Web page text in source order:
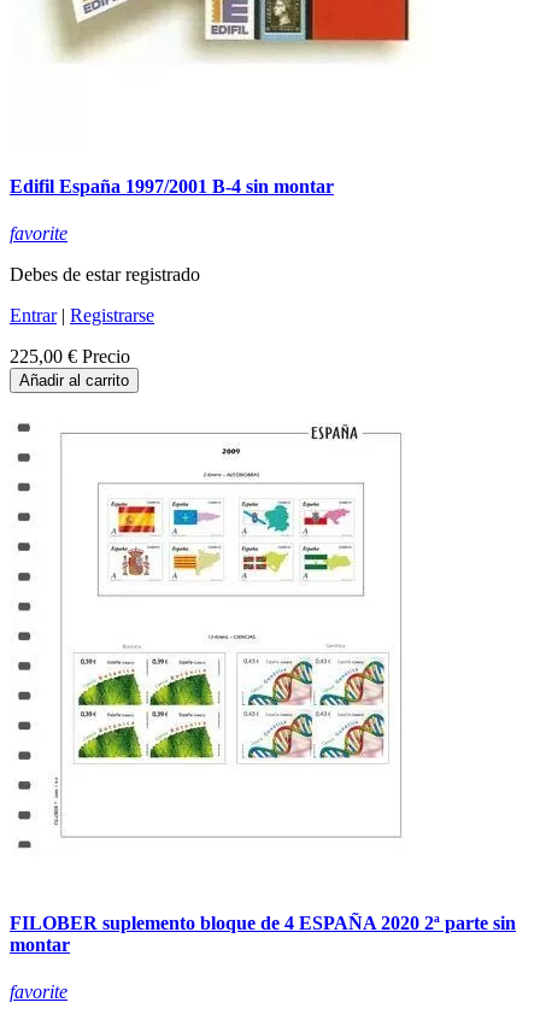
Edifil España 1997/2001 B-4 sin montar
favorite
Debes de estar registrado
Entrar| Registrarse
225,00 € Precio
Añadir al carrito
FILOBER suplemento bloque de 4 ESPAÑA 2020 2ª parte sin
montar
favorite